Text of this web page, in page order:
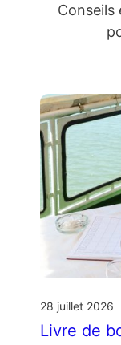
Conseils
28 juillet 2026
Livre de